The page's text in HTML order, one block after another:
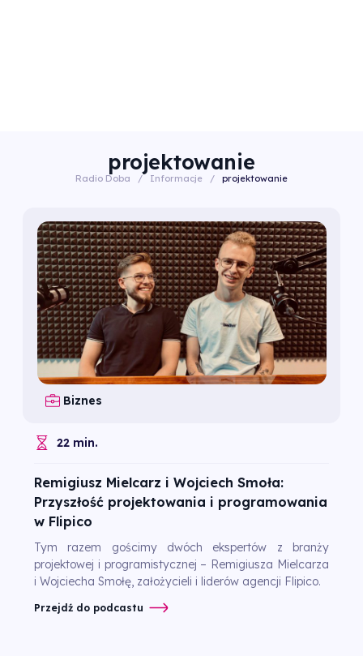
projektowanie
Radio Doba / Informacje / projektowanie
Biznes
22 min.
Remigiusz Mielcarz i Wojciech Smoła:
Przyszłość projektowania i programowania
w Flipico
Tym razem gościmy dwóch ekspertów z branży
projektowej i programistycznej – Remigiusza Mielcarza
i Wojciecha Smołę, założycieli i liderów agencji Flipico.
Przejdź do podcastu